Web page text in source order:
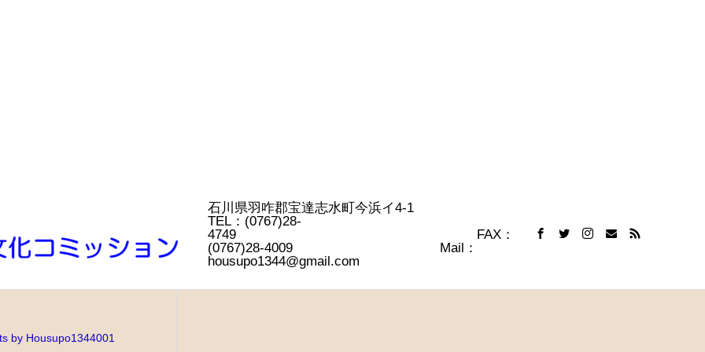
石川県羽咋郡宝達志水町今浜イ4-1
TEL：(0767)28-
4749 FAX：
(0767)28-4009 Mail：
housupo1344@gmail.com
by Housupo1344001